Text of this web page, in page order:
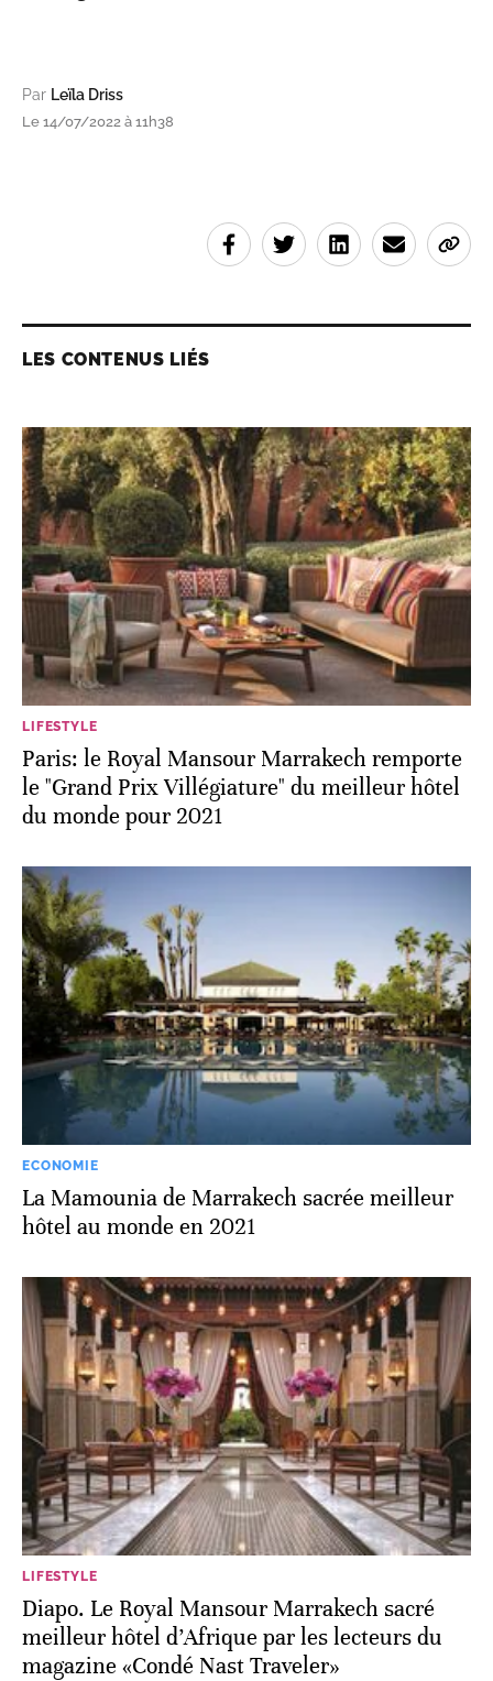
Par Leïla Driss
Le 14/07/2022 à 11h38
LES CONTENUS LIÉS
LIFESTYLE
Paris: le Royal Mansour Marrakech remporte
le "Grand Prix Villégiature" du meilleur hôtel
du monde pour 2021
ECONOMIE
La Mamounia de Marrakech sacrée meilleur
hôtel au monde en 2021
LIFESTYLE
Diapo. Le Royal Mansour Marrakech sacré
meilleur hôtel d’Afrique par les lecteurs du
magazine «Condé Nast Traveler»